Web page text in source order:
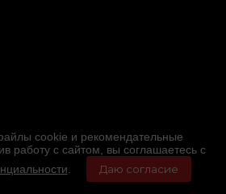
cookie и рекомендательные
работу с сайтом, вы соглашаетесь с
Даю согласие